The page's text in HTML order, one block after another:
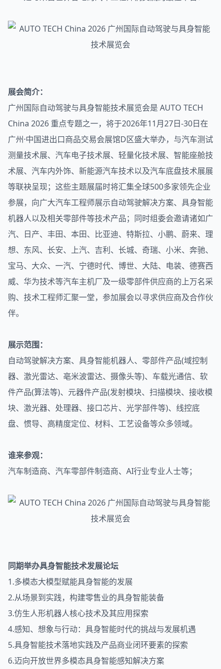
展会简介：
广州国际自动驾驶与具身智能技术展览会是 AUTO TECH
China 2026 重点专题之一，将于2026年11月27日-30日在
广州·中国进出口商品交易会展馆D区盛大举办，与汽车测试
测量技术展、汽车电子技术展、轻量化技术展、智能座舱技
术展、汽车内外饰、新能源汽车技术以及汽车底盘技术展展
等联袂呈现；这些主题展届时将汇集全球500多家领先企业
参展，向广大汽车工程师展示自动驾驶解决方案、具身智能
机器人以及相关零部件等技术产品；同时组委会邀请诸如广
汽、日产、丰田、本田、比亚迪、特斯拉、小鹏、蔚来、理
想、东风、长安、上汽、吉利、长城、奇瑞、小米、奔驰、
宝马、大众、一汽、宁德时代、博世、大陆、电装、德赛西
威、华为技术等汽车主机厂及一级零部件供应商的上万名采
购、技术工程师汇聚一堂，参加展会以寻求供应商及合作伙
伴。
展示范围：
自动驾驶解决方案、具身智能机器人、零部件产品(域控制
器、激光雷达、亳米波雷达、摄像头等)、车载光通信、软
件产品(算法等)、元器件产品(发射模块、扫描模块、接收模
块、激光器、处理器、接口芯片、光学部件等)、线控底
盘、惯导、高精度定位、材料、工艺设备等众多领域。
谁来参观：
汽车制造商、汽车零部件制造商、AI行业专业人士等；
同期举办具身智能技术发展论坛
1.多模态大模型赋能具身智能的发展
2.从场景到实践，构建零售业的具身智能装备
3.仿生人形机器人核心技术及其应用探索
4.感知、想象与行动：具身智能时代的挑战与发展机遇
5.具身智能技术落地实践及产品商业闭环要素的探索
6.迈向开放世界多模态具身智能感知解决方案